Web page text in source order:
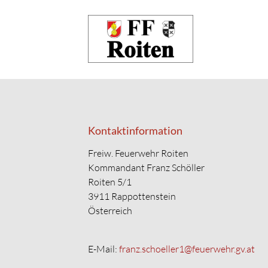
Kontaktinformation
Freiw. Feuerwehr Roiten
Kommandant Franz Schöller
Roiten 5/1
3911 Rappottenstein
Österreich
E-Mail: franz.schoeller1@feuerwehr.gv.at